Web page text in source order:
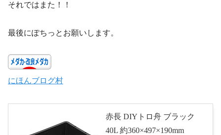
それではまた！！
最後にぽちっとお願いします。
にほんブログ村
赤長 DIYトロ舟 ブラック
40L 約360×497×190mm